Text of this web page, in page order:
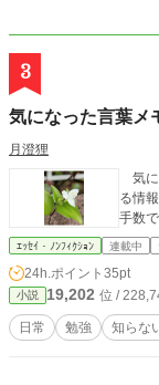
3
気になった言葉メ
月澄狸
気に
る情
手数
ｴｯｾｲ・ﾉﾝﾌｨｸｼｮﾝ 連載中
24h.ポイント 35pt
小説 19,202 位 /
日常 勉強 知らな